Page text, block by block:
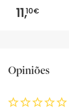
11,10€
Opiniões